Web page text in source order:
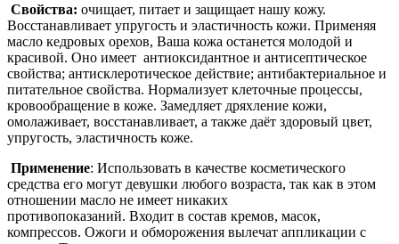
Свойства: очищает, питает и защищает нашу кожу.
Восстанавливает упругость и эластичность кожи. Применяя
масло кедровых орехов, Ваша кожа останется молодой и
красивой. Оно имеет антиоксидантное и антисептическое
свойства; антисклеротическое действие; антибактериальное и
питательное свойства. Нормализует клеточные процессы,
кровообращение в коже. Замедляет дряхление кожи,
омолаживает, восстанавливает, а также даёт здоровый цвет,
упругость, эластичность коже.
Применение: Использовать в качестве косметического
средства его могут девушки любого возраста, так как в этом
отношении масло не имеет никаких
противопоказаний. Входит в состав кремов, масок,
компрессов. Ожоги и обморожения вылечат аппликации с